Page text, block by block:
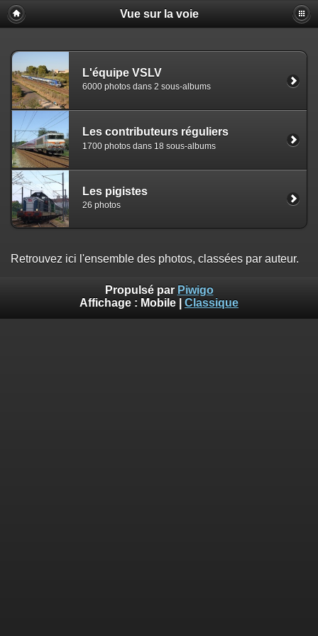
Vue sur la voie
L'équipe VSLV
6000 photos dans 2 sous-albums
Les contributeurs réguliers
1700 photos dans 18 sous-albums
Les pigistes
26 photos
Retrouvez ici l'ensemble des photos, classées par auteur.
Propulsé par Piwigo
Affichage : Mobile Classique